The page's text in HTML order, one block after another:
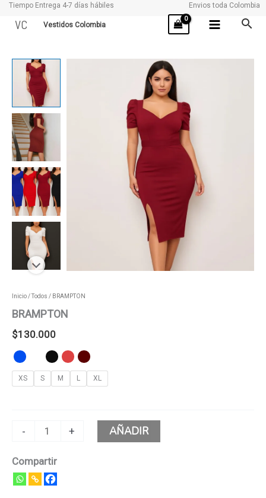
Tiempo Entrega 4-7 días hábiles Envios toda Colombia
VC Vestidos Colombia
Inicio/Todos / BRAMPTON
BRAMPTON
$130.000
XS S M L XL
-
BRAMPTON
cantidad
+ AÑADIR
Compartir